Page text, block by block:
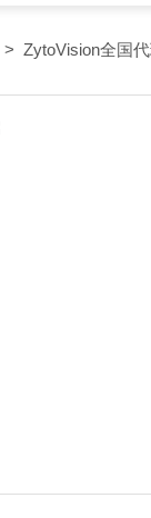
全国代